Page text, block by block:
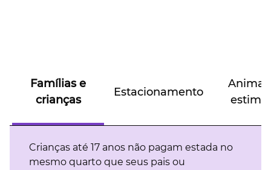
Famílias e
crianças
Estacionamento
Crianças até 17 anos não pagam estada no
mesmo quarto que seus pais ou